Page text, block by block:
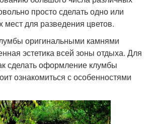
просто сделать одно или
мест для разведения цветов.
оригинальными камнями
эстетика всей зоны отдыха. Для
сделать оформление клумбы
ознакомиться с особенностями